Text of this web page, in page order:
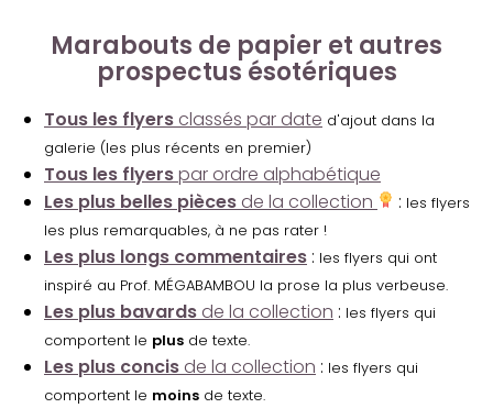
Marabouts de papier et autres
prospectus ésotériques
Tous les flyers classés par date d'ajout dans la
galerie (les plus récents en premier)
Tous les flyerspar ordre alphabétique
Les plus belles pièces de la collection : les flyers
les plus remarquables, à ne pas rater !
Les plus longs commentaires : les flyers qui ont
inspiré au Prof. MÉGABAMBOU la prose la plus verbeuse.
Les plus bavards de la collection : les flyers qui
comportent le plus de texte.
Les plus concis de la collection : les flyers qui
comportent le moins de texte.